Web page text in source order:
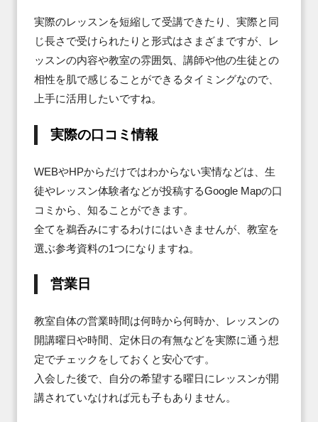
実際のレッスンを短縮して受講できたり、実際と同
じ長さで受けられたりと形式はさまざまですが、レ
ッスンの内容や教室の雰囲気、講師や他の生徒との
相性を肌で感じることができるタイミングなので、
上手に活用したいですね。
実際の口コミ情報
WEBやHPからだけではわからない実情などは、生
徒やレッスン体験者などが投稿するGoogle Mapの口
コミから、知ることができます。
全てを鵜呑みにするわけにはいきませんが、教室を
選ぶ参考資料の1つになりますね。
営業日
教室自体の営業時間は何時から何時か、レッスンの
開講曜日や時間、定休日の有無などを実際に通う想
定でチェックをしておくと安心です。
入会した後で、自分の希望する曜日にレッスンが開
講されていなければ元も子もありません。